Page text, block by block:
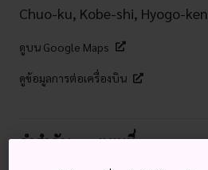
Chuo-ku, Kobe-shi, Hyogo-ken
ดูบน Google Maps
ดูข้อมูลการต่อเครื่องบิน
คำสำคัญ แผนที่